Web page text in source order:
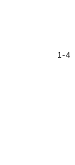
1-4